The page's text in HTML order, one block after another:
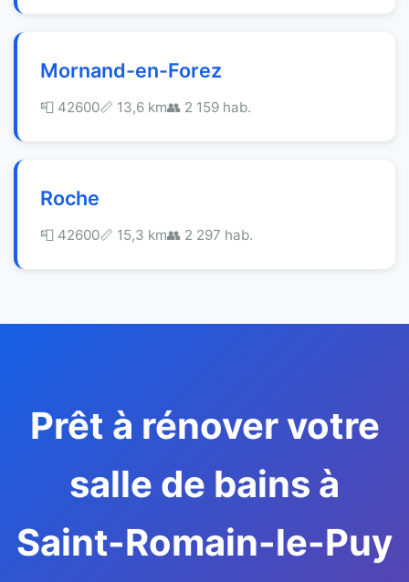
Mornand-en-Forez
📮 42600📏 13,6 km👥 2 159 hab.
Roche
📮 42600📏 15,3 km👥 2 297 hab.
Prêt à rénover votre
salle de bains à
Saint-Romain-le-Puy